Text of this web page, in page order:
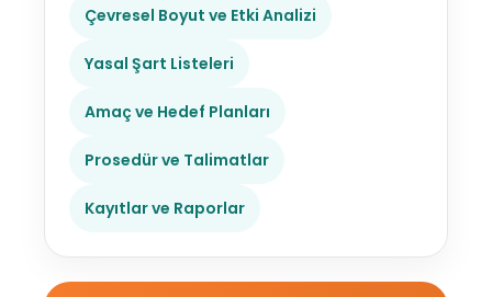
Çevresel Boyut ve Etki Analizi
Yasal Şart Listeleri
Amaç ve Hedef Planları
Prosedür ve Talimatlar
Kayıtlar ve Raporlar